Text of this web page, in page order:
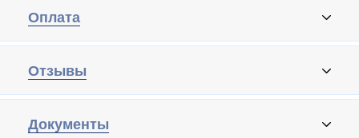
Оплата
Отзывы
Документы